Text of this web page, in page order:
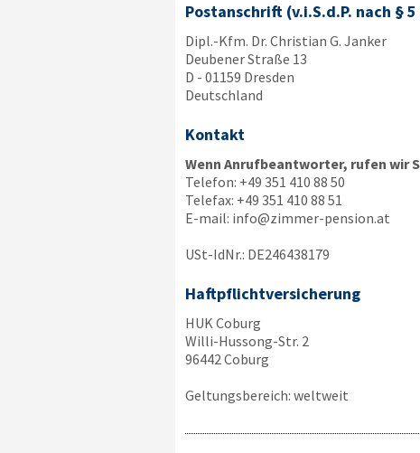
Postanschrift (v.i.S.d.P. nach § 5
Dipl.-Kfm. Dr. Christian G. Janker
Deubener Straße 13
D - 01159 Dresden
Deutschland
Kontakt
Wenn Anrufbeantworter, rufen wir
Telefon: +49 351 410 88 50
Telefax: +49 351 410 88 51
E-mail: info@zimmer-pension.at
USt-IdNr.: DE246438179
Haftpflichtversicherung
HUK Coburg
Willi-Hussong-Str. 2
96442 Coburg
Geltungsbereich: weltweit